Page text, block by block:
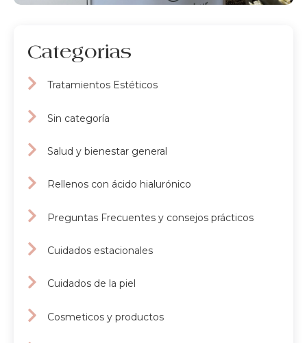
Categorias
Tratamientos Estéticos
Sin categoría
Salud y bienestar general
Rellenos con ácido hialurónico
Preguntas Frecuentes y consejos prácticos
Cuidados estacionales
Cuidados de la piel
Cosmeticos y productos